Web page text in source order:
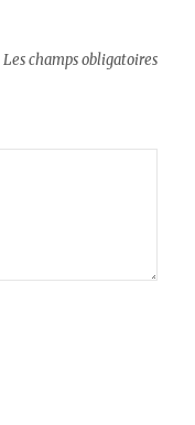
Les champs obligatoires